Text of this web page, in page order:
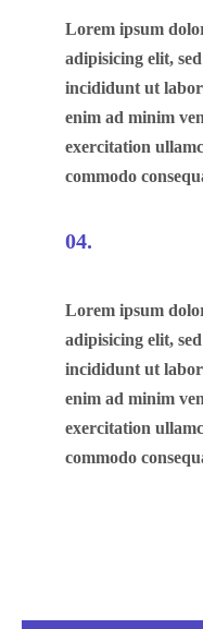
Lorem ipsum
adipisicing elit,
incididunt ut
enim ad minim
exercitation
commodo
04.
Lorem ipsum
adipisicing elit,
incididunt ut
enim ad minim
exercitation
commodo